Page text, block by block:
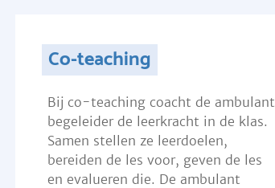
Co-teaching
Bij co-teaching coacht de ambulant
begeleider de leerkracht in de klas.
Samen stellen ze leerdoelen,
bereiden de les voor, geven de les
en evalueren die. De ambulant